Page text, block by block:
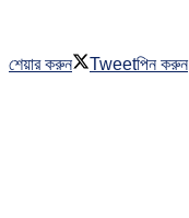
শেয়ার করুন Tweetপিন করুন